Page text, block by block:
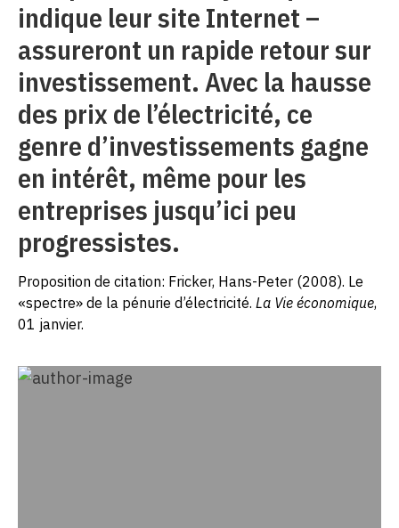
indique leur site Internet –
assureront un rapide retour sur
investissement. Avec la hausse
des prix de l’électricité, ce
genre d’investissements gagne
en intérêt, même pour les
entreprises jusqu’ici peu
progressistes.
Proposition de citation: Fricker, Hans-Peter (2008). Le
«spectre» de la pénurie d’électricité. La Vie économique,
01 janvier.